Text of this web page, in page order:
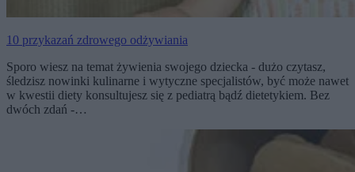
10 przykazań zdrowego odżywiania
Sporo wiesz na temat żywienia swojego dziecka - dużo czytasz,
śledzisz nowinki kulinarne i wytyczne specjalistów, być może nawet
w kwestii diety konsultujesz się z pediatrą bądź dietetykiem. Bez
dwóch zdań -…